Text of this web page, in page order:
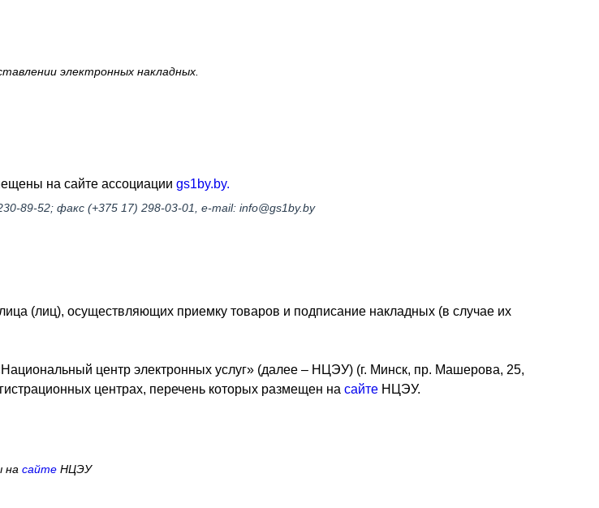
электронных накладных.
на сайте ассоциации gs1by.by.
89-52; факс (+375 17) 298-03-01, e-mail: info@gs1by.by
(лиц), осуществляющих приемку товаров и подписание накладных (в случае их
центр электронных услуг» (далее – НЦЭУ) (г. Минск, пр. Машерова, 25,
центрах, перечень которых размещен на сайте НЦЭУ.
на сайте НЦЭУ